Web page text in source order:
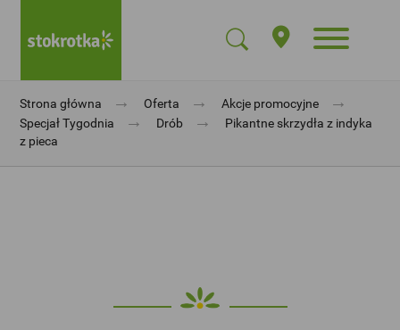
Strona główna → Oferta → Akcje promocyjne →
Specjał Tygodnia → Drób →
Pikantne skrzydła z indyka
z pieca